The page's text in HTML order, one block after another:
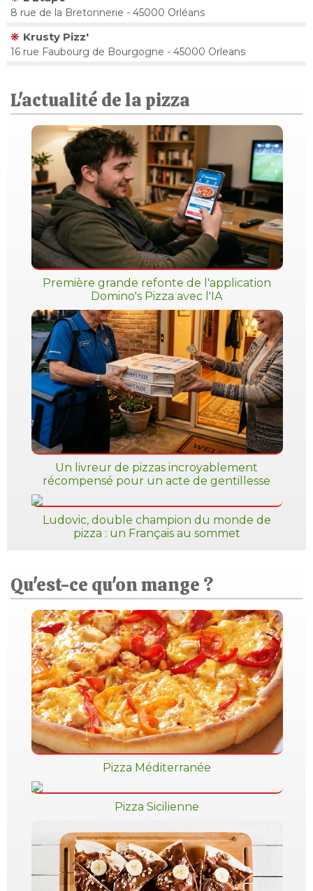
8 rue de la Bretonnerie - 45000 Orléans
Krusty Pizz'
16 rue Faubourg de Bourgogne - 45000 Orleans
L'actualité de la pizza
Première grande refonte de l'application
Domino's Pizza avec l'IA
Un livreur de pizzas incroyablement
récompensé pour un acte de gentillesse
Ludovic, double champion du monde de
pizza : un Français au sommet
Qu'est-ce qu'on mange ?
Pizza Méditerranée
Pizza Sicilienne